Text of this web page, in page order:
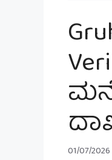
01/07/2026